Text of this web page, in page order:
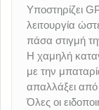
Υποστηρίζει
λειτουργία
πάσα στιγμή
Η χαμηλή
με την
απαλλάξει από
Όλες οι